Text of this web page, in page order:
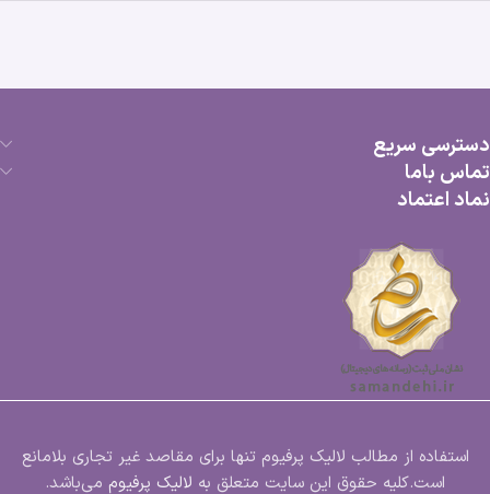
دسترسی سریع
تماس باما
نماد اعتماد
استفاده از مطالب لالیک پرفیوم تنها برای مقاصد غیر تجاری بلامانع
است.کلیه حقوق این سایت متعلق به لالیک پرفیوم می‌باشد.